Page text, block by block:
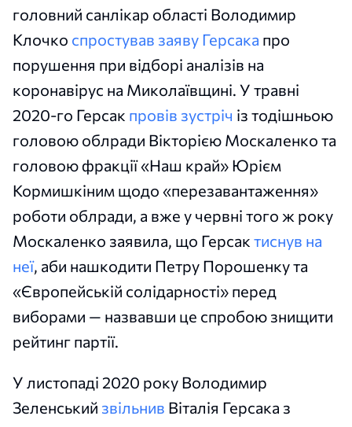
головний санлікар області Володимир
Клочко спростував заяву Герсака про
порушення при відборі аналізів на
коронавірус на Миколаївщині. У травні
2020-го Герсак провів зустріч із тодішньою
головою облради Вікторією Москаленко та
головою фракції «Наш край» Юрієм
Кормишкіним щодо «перезавантаження»
роботи облради, а вже у червні того ж року
Москаленко заявила, що Герсак тиснув на
неї, аби нашкодити Петру Порошенку та
«Європейській солідарності» перед
виборами — назвавши це спробою знищити
рейтинг партії.
У листопаді 2020 року Володимир
Зеленський звільнив Віталія Герсака з